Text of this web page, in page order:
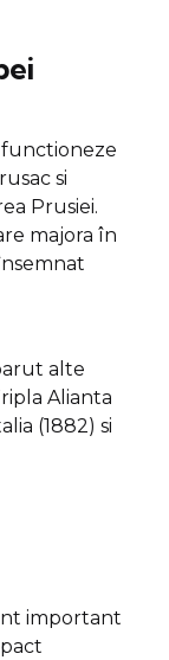
si
Prusiei.
majora în
alte
Alianta
(1882) si
important